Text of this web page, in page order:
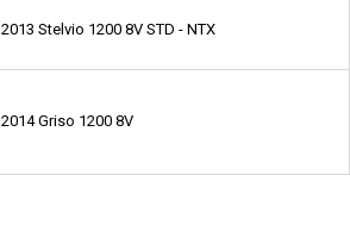
2013 Stelvio 1200 8V STD - NTX
2014 Griso 1200 8V